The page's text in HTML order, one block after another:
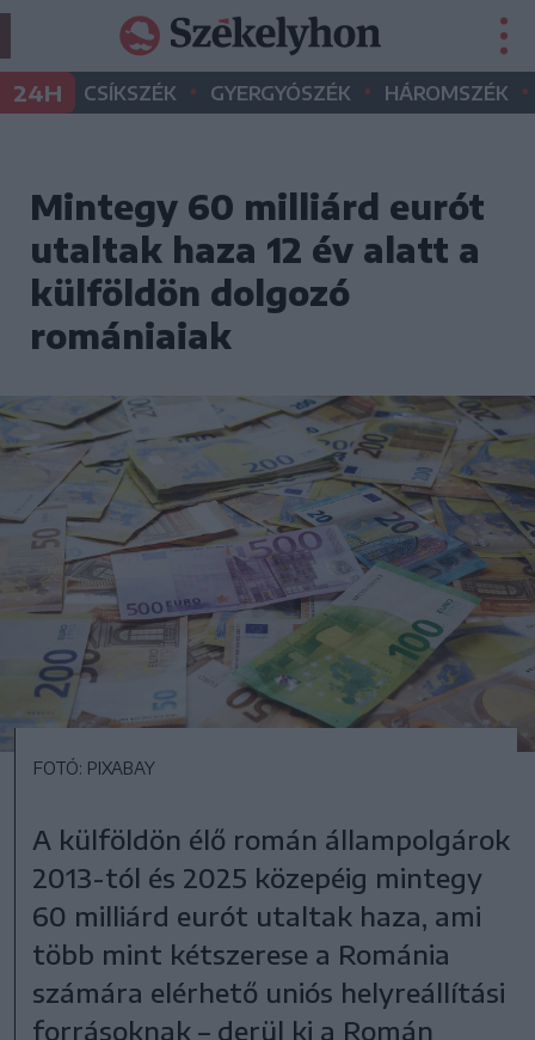
24H CSÍKSZÉK • GYERGYÓSZÉK • HÁROMSZÉK •
Mintegy 60 milliárd eurót
utaltak haza 12 év alatt a
külföldön dolgozó
romániaiak
FOTÓ: PIXABAY
A külföldön élő román állampolgárok
2013-tól és 2025 közepéig mintegy
60 milliárd eurót utaltak haza, ami
több mint kétszerese a Románia
számára elérhető uniós helyreállítási
forrásoknak – derül ki a Román